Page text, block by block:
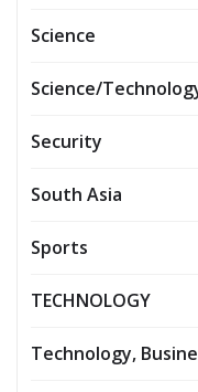
Science
Science/
Security
South Asia
Sports
TECHNOLOGY
Technology,